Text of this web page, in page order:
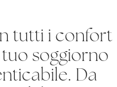
tutti i confort
soggiorno
Da